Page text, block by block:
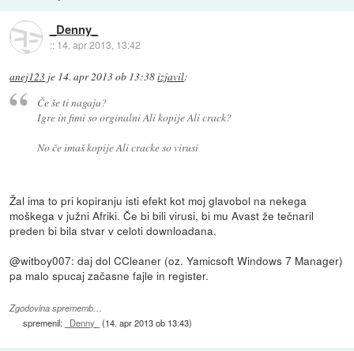
_Denny_
:: 14. apr 2013, 13:42
anej123 je 14. apr 2013 ob 13:38izjavil:
Če še ti nagaja?
Igre in fimi so orginalni Ali kopije Ali crack?
No če imaš kopije Ali cracke so virusi
Žal ima to pri kopiranju isti efekt kot moj glavobol na nekega
moškega v južni Afriki. Če bi bili virusi, bi mu Avast že tečnaril
preden bi bila stvar v celoti downloadana.
@witboy007: daj dol CCleaner (oz. Yamicsoft Windows 7 Manager)
pa malo spucaj začasne fajle in register.
Zgodovina sprememb…
spremenil: _Denny_ (14. apr 2013 ob 13:43)